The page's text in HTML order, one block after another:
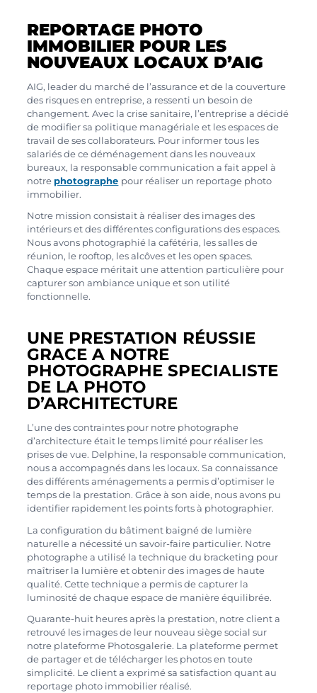
REPORTAGE PHOTO
IMMOBILIER POUR LES
NOUVEAUX LOCAUX D’AIG
AIG, leader du marché de l’assurance et de la couverture
des risques en entreprise, a ressenti un besoin de
changement. Avec la crise sanitaire, l’entreprise a décidé
de modifier sa politique managériale et les espaces de
travail de ses collaborateurs. Pour informer tous les
salariés de ce déménagement dans les nouveaux
bureaux, la responsable communication a fait appel à
notre photographe pour réaliser un reportage photo
immobilier.
Notre mission consistait à réaliser des images des
intérieurs et des différentes configurations des espaces.
Nous avons photographié la cafétéria, les salles de
réunion, le rooftop, les alcôves et les open spaces.
Chaque espace méritait une attention particulière pour
capturer son ambiance unique et son utilité
fonctionnelle.
UNE PRESTATION RÉUSSIE
GRACE A NOTRE
PHOTOGRAPHE SPECIALISTE
DE LA PHOTO
D’ARCHITECTURE
L’une des contraintes pour notre photographe
d’architecture était le temps limité pour réaliser les
prises de vue. Delphine, la responsable communication,
nous a accompagnés dans les locaux. Sa connaissance
des différents aménagements a permis d’optimiser le
temps de la prestation. Grâce à son aide, nous avons pu
identifier rapidement les points forts à photographier.
La configuration du bâtiment baigné de lumière
naturelle a nécessité un savoir-faire particulier. Notre
photographe a utilisé la technique du bracketing pour
maîtriser la lumière et obtenir des images de haute
qualité. Cette technique a permis de capturer la
luminosité de chaque espace de manière équilibrée.
Quarante-huit heures après la prestation, notre client a
retrouvé les images de leur nouveau siège social sur
notre plateforme Photosgalerie. La plateforme permet
de partager et de télécharger les photos en toute
simplicité. Le client a exprimé sa satisfaction quant au
reportage photo immobilier réalisé.